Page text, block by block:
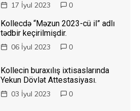
17 İyul 2023 0
Kollecdə “Məzun 2023-cü il” adlı
tədbir keçirilmişdir.
06 İyul 2023 0
Kollecin buraxılış ixtisaslarında
Yekun Dövlət Attestasiyası.
03 İyul 2023 0